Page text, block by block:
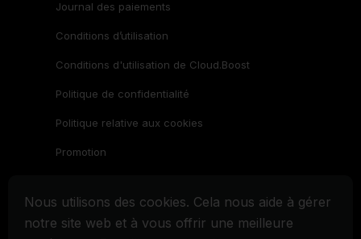
Nous utilisons des cookies. Cela nous aide à gérer
notre site web et à vous offrir une meilleure